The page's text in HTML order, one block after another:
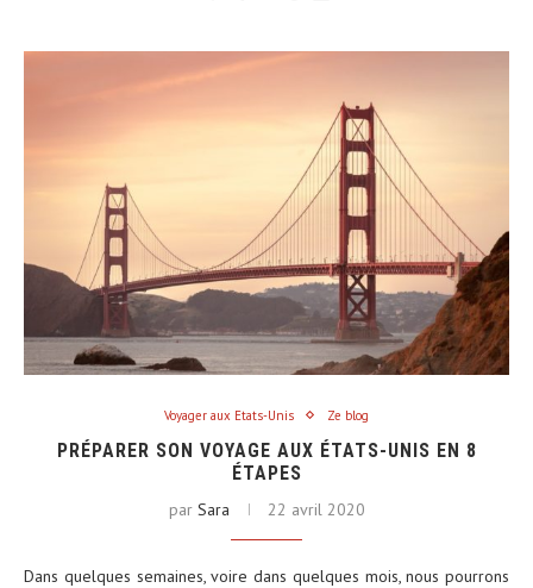
Voyager aux Etats-Unis Ze blog
PRÉPARER SON VOYAGE AUX ÉTATS-UNIS EN 8
ÉTAPES
par Sara 22 avril 2020
Dans quelques semaines, voire dans quelques mois, nous pourrons